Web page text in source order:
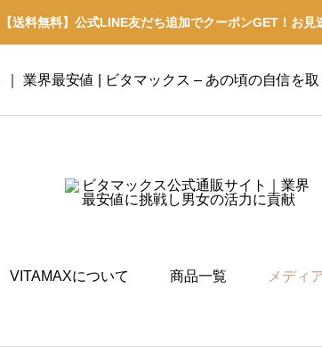
【送料無料】公式LINE友だち追加でクーポンGET！お見
業界最安値 | ビタマックス – あの頃の自信を
VITAMAXについて 商品一覧 メディ